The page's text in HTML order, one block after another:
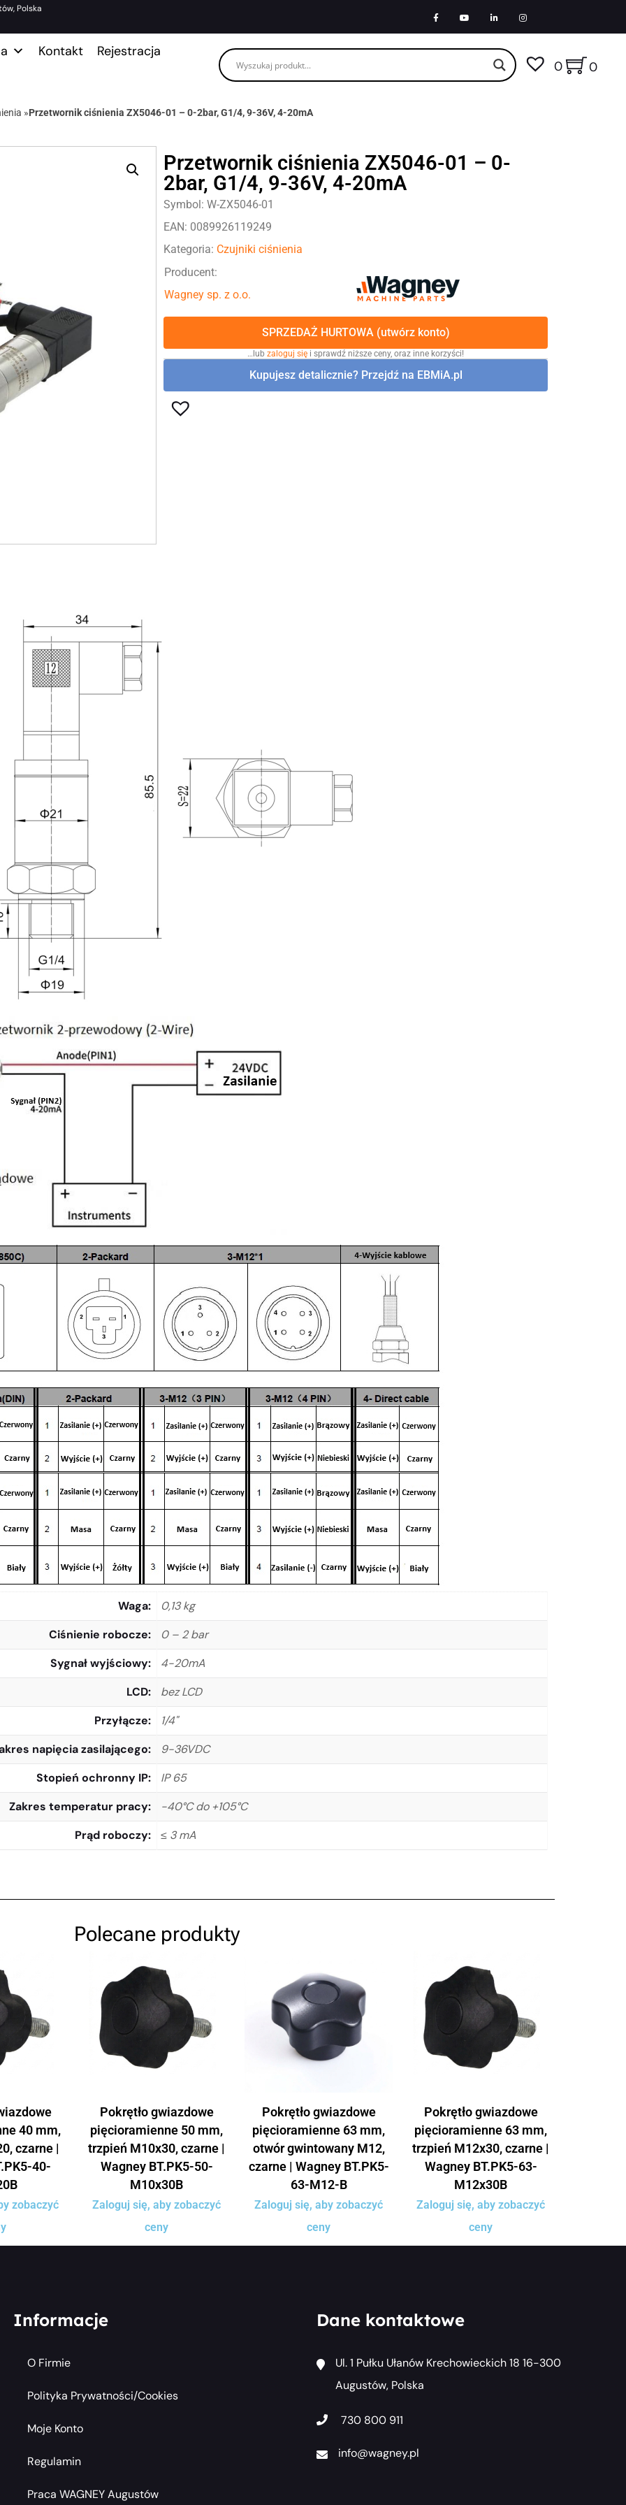
Polska
Kontakt
Rejestracja
0
0
»Przetwornik ciśnienia ZX5046-01 – 0-2bar, G1/4, 9-36V, 4-20mA
Przetwornik ciśnienia ZX5046-01 – 0-
2bar, G1/4, 9-36V, 4-20mA
Symbol: W-ZX5046-01
EAN: 0089926119249
Kategoria: Czujniki ciśnienia
Producent:
Wagney sp. z o.o.
SPRZEDAŻ HURTOWA (utwórz konto)
…lub zaloguj się i sprawdź niższe ceny, oraz inne korzyści!
Kupujesz detalicznie? Przejdź na EBMiA.pl
Waga
0,13 kg
Ciśnienie robocze
0 – 2 bar
Sygnał wyjściowy
4-20mA
LCD
bez LCD
Przyłącze
1/4"
napięcia zasilającego
9-36VDC
Stopień ochronny IP
IP 65
Zakres temperatur pracy
-40°C do +105°C
Prąd roboczy
≤ 3 mA
Polecane produkty
40 mm,
czarne |
40-
zobaczyć
Pokrętło gwiazdowe
pięcioramienne 50 mm,
trzpień M10x30, czarne |
Wagney BT.PK5-50-
M10x30B
Zaloguj się, aby zobaczyć
ceny
Pokrętło gwiazdowe
pięcioramienne 63 mm,
otwór gwintowany M12,
czarne | Wagney BT.PK5-
63-M12-B
Zaloguj się, aby zobaczyć
ceny
Pokrętło gwiazdowe
pięcioramienne 63 mm,
trzpień M12x30, czarne |
Wagney BT.PK5-63-
M12x30B
Zaloguj się, aby zobaczyć
ceny
Informacje
O Firmie
Polityka Prywatności/cookies
Moje Konto
Regulamin
Praca WAGNEY Augustów
Dane kontaktowe
Ul. 1 Pułku Ułanów Krechowieckich 18 16-300
Augustów, Polska
730 800 911
info@wagney.pl